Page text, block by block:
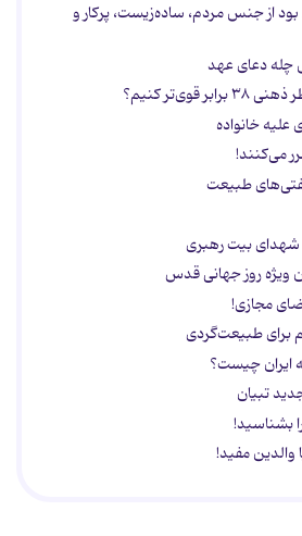
از جنس مردم، ساده‌زیست، پرکار و
چله دعای عهد
قوی‌تر کنیم؟
می‌کنند!
طبیعت
شهدای بیت رهبری
ویژه روز جهانی قدس
مجازی!
ایران چیست؟
تبیان
بشناسید!
مفید!